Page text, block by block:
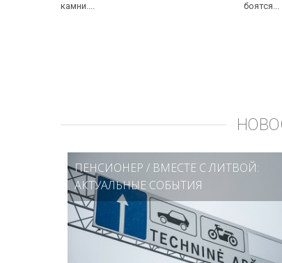
камни....
боятся...
ПЕНСИОНЕР / ВМЕСТЕ С ЛИТВОЙ:
АКТУАЛЬНЫЕ СОБЫТИЯ